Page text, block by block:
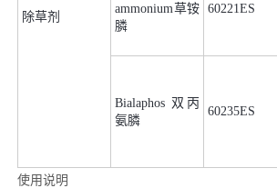
除草剂
ammonium草铵
膦
60221ES
Bialaphos 双丙
氨膦
60235ES
使用说明